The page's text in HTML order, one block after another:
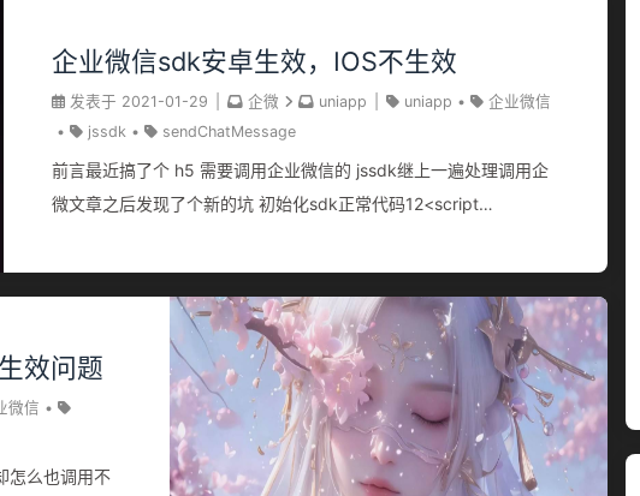
企业微信sdk安卓生效，IOS不生效
发表于 2021-01-29 企微 uniapp uniapp •
企业微信
•
jssdk • sendChatMessage
前言最近搞了个 h5 需要调用企业微信的 jssdk继上一遍处理调用企
微文章之后发现了个新的坑 初始化sdk正常代码12<script
src="//open.work.weixin.qq.com/wwopen/js/jwxwork-1.0.0.js">
true, // 必须这么写，否则wx.invoke调用形式的jsapi会有问题
debug: true, // 开启调试模式 appId: appId, // 必填，企业微信的
corpID timestamp: timestamp, // 必填，生成签名的时间戳
nonceStr: nonceStr, // 必填，生成签名的随机串 signature:
signature,...
效问题
微信 •
怎么也调用不